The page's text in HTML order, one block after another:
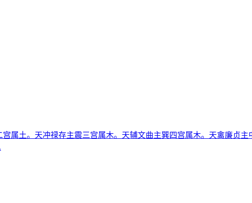
属土。天冲禄存主震三宫属木。天辅文曲主巽四宫属木。天禽廉贞